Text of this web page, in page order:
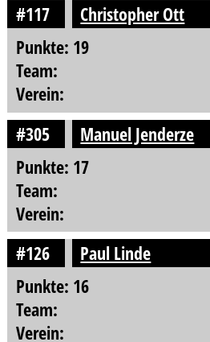
#117
Christopher Ott
Punkte: 19
Team:
Verein:
#305
Manuel Jenderze
Punkte: 17
Team:
Verein:
#126
Paul Linde
Punkte: 16
Team:
Verein: